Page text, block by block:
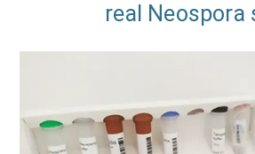
real Neospora